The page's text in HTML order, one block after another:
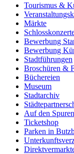
Tourismus &
Märkte
Bewerbung
Bewerbung
Stadtführungen
Broschüren &
Büchereien
Museum
Stadtarchiv
Auf den
Ticketshop
Parken in